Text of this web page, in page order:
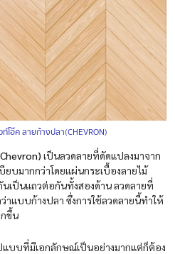
ท์โอ๊ค ลายก้างปลา(CHEVRON)
เป็นลวดลายที่ดัดแปลงมาจาก
บมากกว่าโดยแผ่นกระเบื้องลายไม้
เป็นแถวต่อกันทั้งสองด้าน ลวดลายที่
าแบบก้างปลา ซึ่งการใช้ลวดลายนี้ทำให้
ขึ้น
บบที่มีเอกลักษณ์เป็นอย่างมากแต่ก็ต้อง